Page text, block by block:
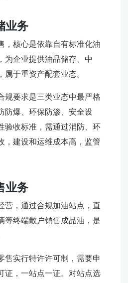
业务
，核心是依靠自有标准化油
为企业提供油品储存、中
于重资产配套业态。
规要求是三类业态中最严格
防爆、环保防渗、安全设
验收标准，需通过消防、环
，建设和运维成本高，监管
业务
营，通过合规加油站点，直
等终端散户销售成品油，是
售实行特许许可制，需要申
证，一站点一证。对站点选